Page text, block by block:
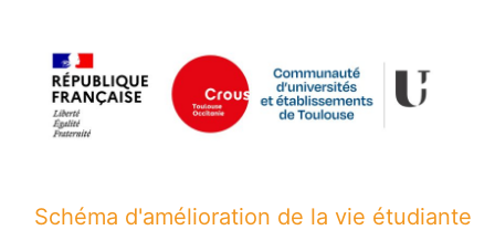
contenu
Schéma d'amélioration de la vie étudiante